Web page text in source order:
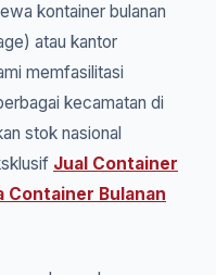
kontainer bulanan
atau kantor
memfasilitasi
kecamatan di
stok nasional
Jual Container
Container Bulanan